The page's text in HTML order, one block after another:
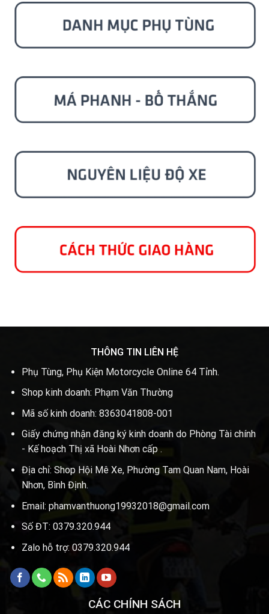
THÔNG TIN LIÊN HỆ
Phụ Tùng, Phụ Kiện Motorcycle Online 64 Tỉnh.
Shop kinh doanh: Phạm Văn Thường
Mã số kinh doanh: 8363041808-001
Giấy chứng nhận đăng ký kinh doanh do Phòng Tài chính
- Kế hoạch Thị xã Hoài Nhơn cấp .
Địa chỉ: Shop Hội Mê Xe, Phường Tam Quan Nam, Hoài
Nhơn, Bình Định.
Email: phamvanthuong19932018@gmail.com
Số ĐT: 0379.320.944
Zalo hỗ trợ: 0379.320.944
CÁC CHÍNH SÁCH